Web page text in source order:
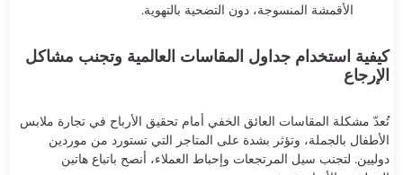
الأقمشة المنسوجة، دون التضحية بالتهوية.
كيفية استخدام جداول المقاسات العالمية وتجنب مشاكل
الإرجاع
تُعدّ مشكلة المقاسات العائق الخفي أمام تحقيق الأرباح في تجارة ملابس
الأطفال بالجملة، وتؤثر بشدة على المتاجر التي تستورد من موردين
دوليين. لتجنب سيل المرتجعات وإحباط العملاء، أنصح باتباع هاتين